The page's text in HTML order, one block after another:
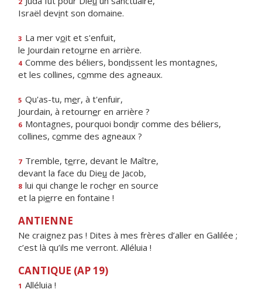
Israël devint son domaine.
3 La mer voit et s'enfuit,
le Jourdain retourne en arrière.
4 Comme des béliers, bondissent les montagnes,
et les collines, comme des agneaux.
5 Qu'as-tu, mer, à t'enfuir,
Jourdain, à retourner en arrière ?
6 Montagnes, pourquoi bondir comme des béliers,
collines, comme des agneaux ?
7 Tremble, terre, devant le Maître,
devant la face du Dieu de Jacob,
8 lui qui change le rocher en source
et la pierre en fontaine !
ANTIENNE
Ne craignez pas ! Dites à mes frères d’aller en Galilée ;
c’est là qu’ils me verront. Alléluia !
CANTIQUE (AP 19)
1 Alléluia !